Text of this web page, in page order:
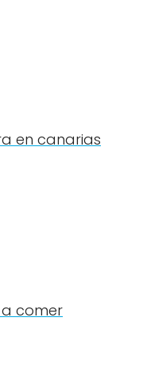
en canarias
comer